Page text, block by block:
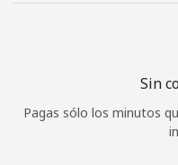
Sin
Pagas sólo los minutos